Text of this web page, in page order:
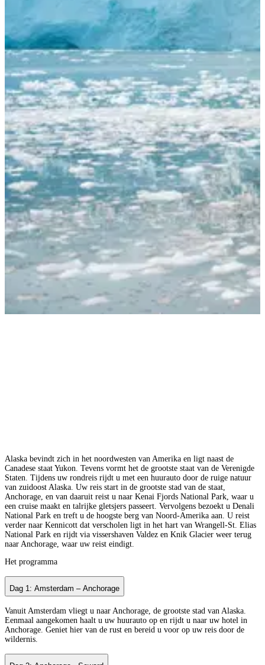
Alaska bevindt zich in het noordwesten van Amerika en ligt naast de
Canadese staat Yukon. Tevens vormt het de grootste staat van de Verenigde
Staten. Tijdens uw rondreis rijdt u met een huurauto door de ruige natuur
van zuidoost Alaska. Uw reis start in de grootste stad van de staat,
Anchorage, en van daaruit reist u naar Kenai Fjords National Park, waar u
een cruise maakt en talrijke gletsjers passeert. Vervolgens bezoekt u Denali
National Park en treft u de hoogste berg van Noord-Amerika aan. U reist
verder naar Kennicott dat verscholen ligt in het hart van Wrangell-St. Elias
National Park en rijdt via vissershaven Valdez en Knik Glacier weer terug
naar Anchorage, waar uw reist eindigt.
Het programma
Dag 1: Amsterdam – Anchorage
Vanuit Amsterdam vliegt u naar Anchorage, de grootste stad van Alaska.
Eenmaal aangekomen haalt u uw huurauto op en rijdt u naar uw hotel in
Anchorage. Geniet hier van de rust en bereid u voor op uw reis door de
wildernis.